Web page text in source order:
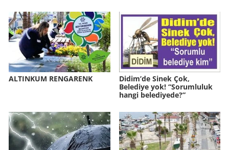
AL­TIN­KUM REN­GA­RENK
Didim’de Sinek Çok,
Belediye yok! “Sorumluluk
hangi belediyede?”